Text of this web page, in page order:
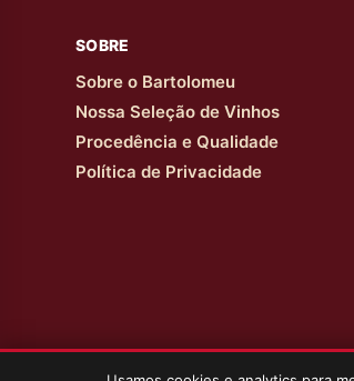
SOBRE
Sobre o Bartolomeu
Nossa Seleção de Vinhos
Procedência e Qualidade
Política de Privacidade